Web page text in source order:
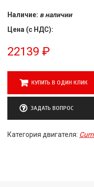
Наличие: в наличии
Цена (с НДС):
22139 ₽
КУПИТЬ В ОДИН КЛИК
ЗАДАТЬ ВОПРОС
Категория двигателя: